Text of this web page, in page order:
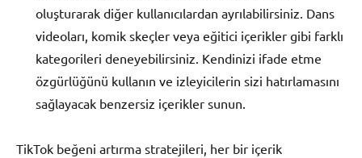
oluşturarak diğer kullanıcılardan ayrılabilirsiniz. Dans
videoları, komik skeçler veya eğitici içerikler gibi farklı
kategorileri deneyebilirsiniz. Kendinizi ifade etme
özgürlüğünü kullanın ve izleyicilerin sizi hatırlamasını
sağlayacak benzersiz içerikler sunun.
TikTok beğeni artırma stratejileri, her bir içerik